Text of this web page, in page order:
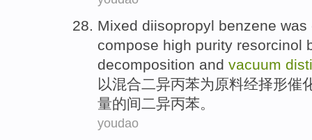
Mixed diisopropyl benzene
compose high purity resorcinol
decomposition and vacuum
以混合二异丙苯为 原料经择形催
量的间二异丙苯。
youdao